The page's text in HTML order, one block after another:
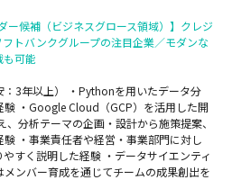
ー候補（ビジネスグロース領域）】クレジ
トバンクグループの注目企業／モダンな
も可能
3年以上） ・Pythonを用いたデータ分
・Google Cloud（GCP）を活用した開
分析テーマの企画・設計から施策提案、
・事業責任者や経営・事業部門に対し
すく説明した経験 ・データサイエンティ
ンバー育成を通じてチームの成果創出を